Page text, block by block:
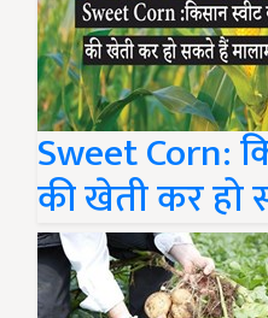
Sweet Corn:
की खेती कर हो